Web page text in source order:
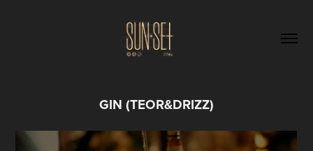
GIN (TEOR&DRIZZ)